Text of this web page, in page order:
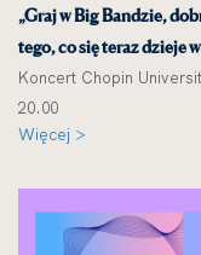
„Graj w Big Bandzie,
tego, co się teraz dzieje
Koncert Chopin
20.00
Więcej >